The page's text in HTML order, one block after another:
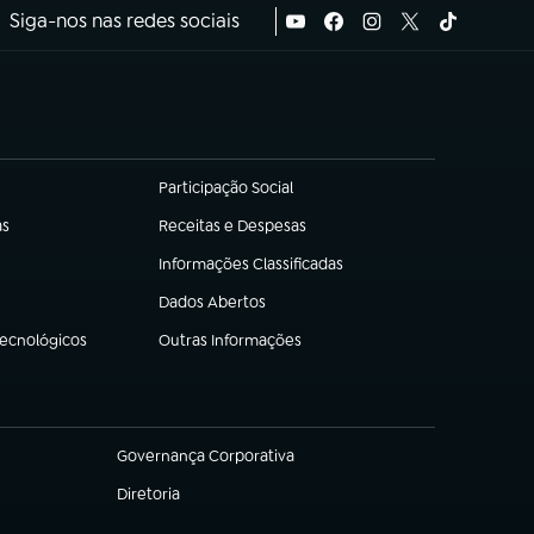
Siga-nos nas redes sociais
Participação Social
(abre em nova aba)
Receitas e Despesas
(abre em nova aba)
Informações Classificadas
(abre em nova aba)
Dados Abertos
(abre em nova aba)
Outras Informações
(abre em nova aba)
Governança Corporativa
(abre em nova aba)
Diretoria
(abre em nova aba)